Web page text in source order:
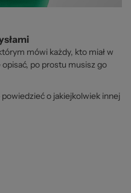
mówi każdy, kto miał w
opisać, po prostu musisz go
o jakiejkolwiek innej